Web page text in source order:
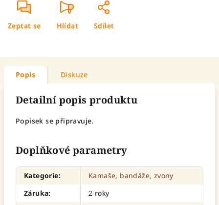
Zeptat se Hlídat Sdílet
Popis Diskuze
Detailní popis produktu
Popisek se připravuje.
Doplňkové parametry
Kategorie:
Kamaše, bandáže, zvony
Záruka:
2 roky